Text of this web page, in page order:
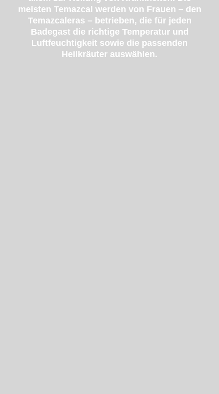
meisten Temazcal werden von Frauen – den
Temazcaleras – betrieben, die für jeden
Badegast die richtige Temperatur und
Luftfeuchtigkeit sowie die passenden
Heilkräuter auswählen.